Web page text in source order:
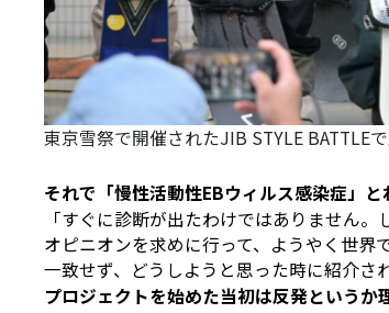
東京雪祭で開催されたJIB STYLE BATTLE
――それで「慢性活動性EBウィルス感染症」
「すぐに診断が出たわけではありません
オピニオンを求めに行って、ようやく世
一致せず、どうしようと思った時に紹介さ
――プロジェクトを始めた当初は反発という